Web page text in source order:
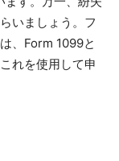
いましょう。フ
、Form 1099と
れを使用して申